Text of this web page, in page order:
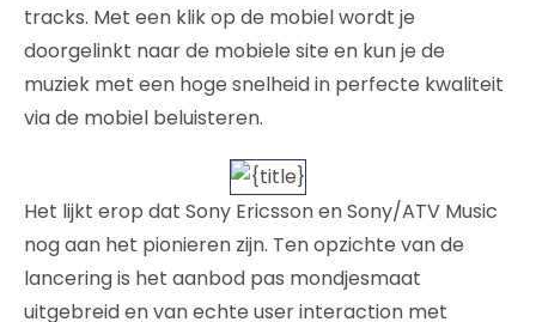
tracks. Met een klik op de mobiel wordt je
doorgelinkt naar de mobiele site en kun je de
muziek met een hoge snelheid in perfecte kwaliteit
via de mobiel beluisteren.
Het lijkt erop dat Sony Ericsson en Sony/ATV Music
nog aan het pionieren zijn. Ten opzichte van de
lancering is het aanbod pas mondjesmaat
uitgebreid en van echte user interaction met